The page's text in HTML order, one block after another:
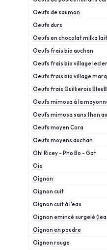
Oeufs de saumon
Oeufs durs
Oeufs en chocolat milka
Oeufs frais bio auchan
Oeufs frais bio village
Oeufs frais bio village
Oeufs frais Guillierois
Oeufs mimosa à la
Oeufs mimosa sans thon
Oeufs moyen Cora
Oeufs moyens auchan
Oh! Ricey - Pho Bo - Gat
Oie
Oignon
Oignon cuit
Oignon cuit à l'eau
Oignon emincé surgelé
Oignon en poudre
Oignon rouge